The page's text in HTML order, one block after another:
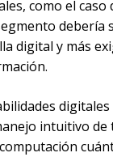
como el caso
debería
digital y más
digitales
intuitivo de